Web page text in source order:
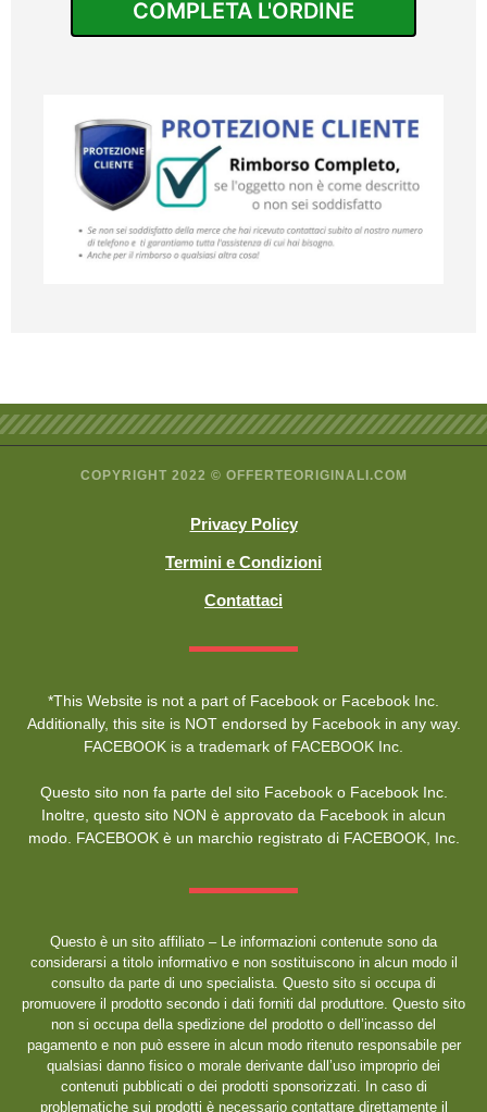
COMPLETA L'ORDINE
COPYRIGHT 2022 © OFFERTEORIGINALI.COM
Privacy Policy
Termini e Condizioni
Contattaci
*This Website is not a part of Facebook or Facebook Inc.
Additionally, this site is NOT endorsed by Facebook in any way.
FACEBOOK is a trademark of FACEBOOK Inc.
Questo sito non fa parte del sito Facebook o Facebook Inc.
Inoltre, questo sito NON è approvato da Facebook in alcun
modo. FACEBOOK è un marchio registrato di FACEBOOK, Inc.
Questo è un sito affiliato – Le informazioni contenute sono da
considerarsi a titolo informativo e non sostituiscono in alcun modo il
consulto da parte di uno specialista. Questo sito si occupa di
promuovere il prodotto secondo i dati forniti dal produttore. Questo sito
non si occupa della spedizione del prodotto o dell’incasso del
pagamento e non può essere in alcun modo ritenuto responsabile per
qualsiasi danno fisico o morale derivante dall’uso improprio dei
contenuti pubblicati o dei prodotti sponsorizzati. In caso di
problematiche sui prodotti è necessario contattare direttamente il